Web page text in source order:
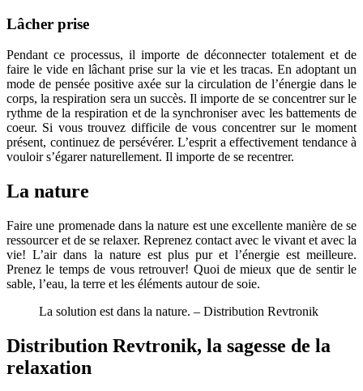
Lâcher prise
Pendant ce processus, il importe de déconnecter totalement et de
faire le vide en lâchant prise sur la vie et les tracas. En adoptant un
mode de pensée positive axée sur la circulation de l’énergie dans le
corps, la respiration sera un succès. Il importe de se concentrer sur le
rythme de la respiration et de la synchroniser avec les battements de
coeur. Si vous trouvez difficile de vous concentrer sur le moment
présent, continuez de persévérer. L’esprit a effectivement tendance à
vouloir s’égarer naturellement. Il importe de se recentrer.
La nature
Faire une promenade dans la nature est une excellente manière de se
ressourcer et de se relaxer. Reprenez contact avec le vivant et avec la
vie! L’air dans la nature est plus pur et l’énergie est meilleure.
Prenez le temps de vous retrouver! Quoi de mieux que de sentir le
sable, l’eau, la terre et les éléments autour de soie.
La solution est dans la nature. – Distribution Revtronik
Distribution Revtronik, la sagesse de la
relaxation